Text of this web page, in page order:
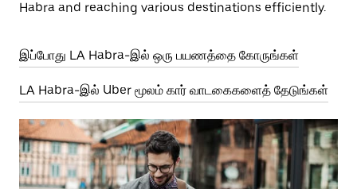
Habra and reaching various destinations efficiently.
இப்போது LA Habra-இல் ஒரு பயணத்தை கோருங்கள்
LA Habra-இல் Uber மூலம் கார் வாடகைகளைத் தேடுங்கள்